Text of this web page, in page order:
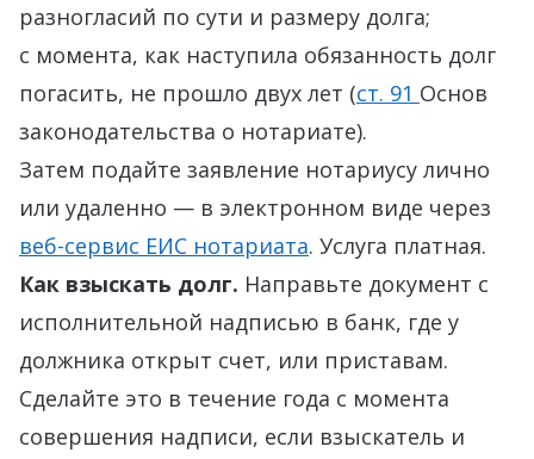
разногласий по сути и размеру долга;
с момента, как наступила обязанность долг
погасить, не прошло двух лет (ст. 91 Основ
законодательства о нотариате).
Затем подайте заявление нотариусу лично
или удаленно — в электронном виде через
веб-сервис ЕИС нотариата. Услуга платная.
Как взыскать долг. Направьте документ с
исполнительной надписью в банк, где у
должника открыт счет, или приставам.
Сделайте это в течение года с момента
совершения надписи, если взыскатель и